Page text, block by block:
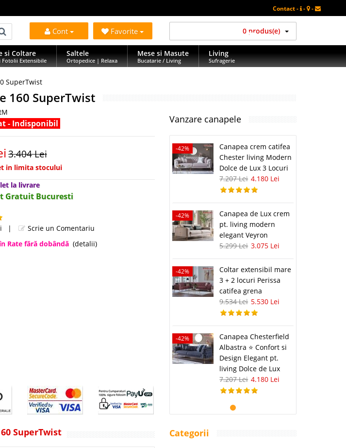
Contact - - -
Cont Favorite 0 produs(e)
si Coltare
Fotolii Extensibile
Saltele
Ortopedice | Relaxa
Mese si Masute
Bucatarie / Living
Living
Sufragerie
SuperTwist
160 SuperTwist
- Indisponibil
3.404 Lei
in limita stocului
la livrare
Gratuit Bucuresti
|
Scrie un Comentariu
Rate fără dobândă (detalii)
SuperTwist
Vanzare canapele
-42%
Canapea crem catifea
Chester living Modern
Dolce de Lux 3 Locuri
7.207 Lei 4.180 Lei
-42%
Canapea de Lux crem
pt. living modern
elegant Veyron
5.299 Lei 3.075 Lei
-42%
Coltar extensibil mare
3 + 2 locuri Perissa
catifea grena
9.534 Lei 5.530 Lei
-42%
Canapea Chesterfield
Albastra ⭐ Confort si
Design Elegant pt.
living Dolce de Lux
7.207 Lei 4.180 Lei
Categorii